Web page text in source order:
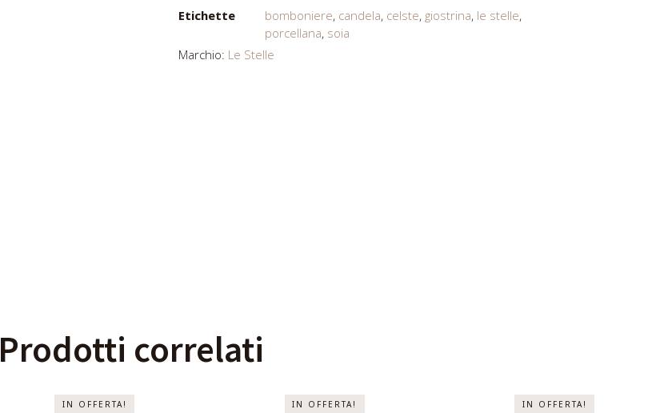
Etichette
bomboniere, candela, celste, giostrina, le stelle,
porcellana, soia
Marchio: Le Stelle
Prodotti correlati
IN OFFERTA! IN OFFERTA! IN OFFERTA!